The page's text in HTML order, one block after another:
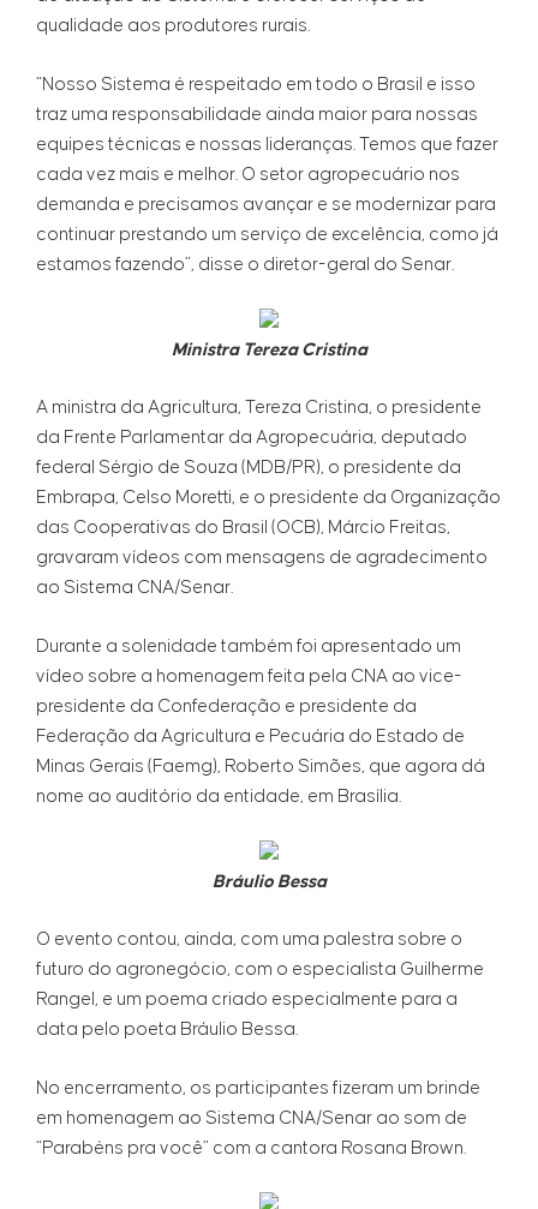
qualidade aos produtores rurais.
“Nosso Sistema é respeitado em todo o Brasil e isso
traz uma responsabilidade ainda maior para nossas
equipes técnicas e nossas lideranças. Temos que fazer
cada vez mais e melhor. O setor agropecuário nos
demanda e precisamos avançar e se modernizar para
continuar prestando um serviço de excelência, como já
estamos fazendo”, disse o diretor-geral do Senar.
Ministra Tereza Cristina
A ministra da Agricultura, Tereza Cristina, o presidente
da Frente Parlamentar da Agropecuária, deputado
federal Sérgio de Souza (MDB/PR), o presidente da
Embrapa, Celso Moretti, e o presidente da Organização
das Cooperativas do Brasil (OCB), Márcio Freitas,
gravaram vídeos com mensagens de agradecimento
ao Sistema CNA/Senar.
Durante a solenidade também foi apresentado um
vídeo sobre a homenagem feita pela CNA ao vice-
presidente da Confederação e presidente da
Federação da Agricultura e Pecuária do Estado de
Minas Gerais (Faemg), Roberto Simões, que agora dá
nome ao auditório da entidade, em Brasília.
Bráulio Bessa
O evento contou, ainda, com uma palestra sobre o
futuro do agronegócio, com o especialista Guilherme
Rangel, e um poema criado especialmente para a
data pelo poeta Bráulio Bessa.
No encerramento, os participantes fizeram um brinde
em homenagem ao Sistema CNA/Senar ao som de
“Parabéns pra você” com a cantora Rosana Brown.